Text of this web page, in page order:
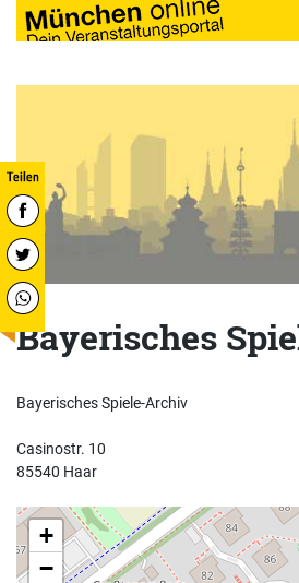
Bayerisches
Bayerisches Spiele-Archiv
Casinostr. 10
85540 Haar
+
−